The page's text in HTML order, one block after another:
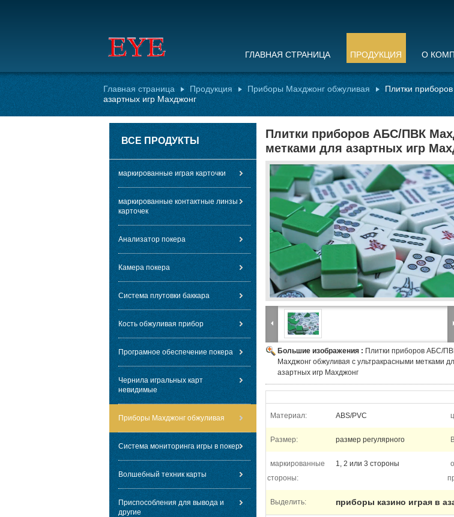
ГЛАВНАЯ СТРАНИЦА ПРОДУКЦИЯ О
Главная страница Продукция Приборы Махджонг обжуливая
Плитки
азартных игр Махджонг
ВСЕ ПРОДУКТЫ
маркированные играя карточки
маркированные контактные линзы
карточек
Анализатор покера
Камера покера
Система плутовки баккара
Кость обжуливая прибор
Програмное обеспечение покера
Чернила игральных карт
невидимые
Приборы Махджонг обжуливая
Система мониторинга игры в покер
Волшебный техник карты
Приспособления для вывода и
другие
Плитки приборов АБС/ПВК
метками для азартных игр
Большие изображения : Плитки приборов АБС/
Махджонг обжуливая с ультракрасными метками
азартных игр Махджонг
Материал: ABS/PVC
Размер: размер регулярного
маркированные
стороны:
1, 2 или 3 стороны
Выделить: приборы казино играя в